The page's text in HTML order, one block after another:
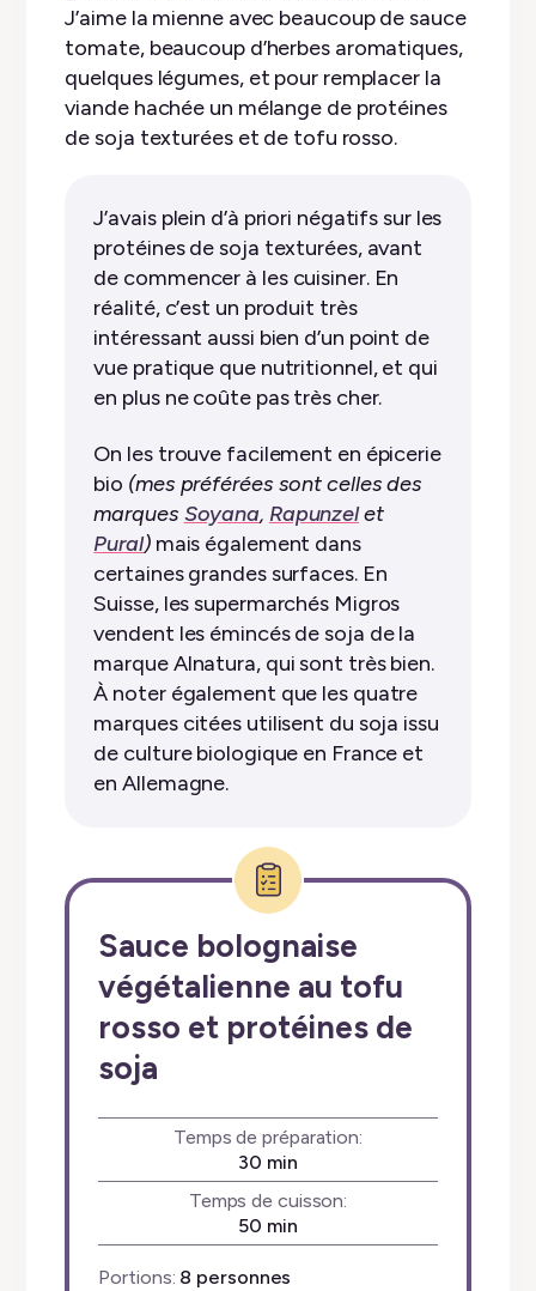
J’aime la mienne avec beaucoup de sauce
tomate, beaucoup d’herbes aromatiques,
quelques légumes, et pour remplacer la
viande hachée un mélange de protéines
de soja texturées et de tofu rosso.
J’avais plein d’à priori négatifs sur les
protéines de soja texturées, avant
de commencer à les cuisiner. En
réalité, c’est un produit très
intéressant aussi bien d’un point de
vue pratique que nutritionnel, et qui
en plus ne coûte pas très cher.
On les trouve facilement en épicerie
bio (mes préférées sont celles des
marques Soyana, Rapunzelet
Pural)mais également dans
certaines grandes surfaces. En
Suisse, les supermarchés Migros
vendent les émincés de soja de la
marque Alnatura, qui sont très bien.
À noter également que les quatre
marques citées utilisent du soja issu
de culture biologique en France et
en Allemagne.
Recette:
Sauce bolognaise
végétalienne au tofu
rosso et protéines de
soja
Temps de préparation:
30 minutes
min
Temps de cuisson:
50 minutes
min
Portions: 8 personnes